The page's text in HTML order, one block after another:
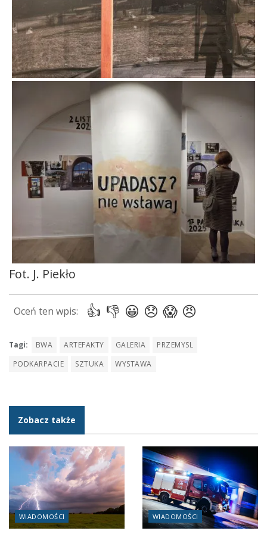
Fot. J. Piekło
Tagi: BWA ARTEFAKTY GALERIA
PRZEMYSL
PODKARPACIE
SZTUKA WYSTAWA
Zobacz także
WIADOMOŚCI WIADOMOŚCI